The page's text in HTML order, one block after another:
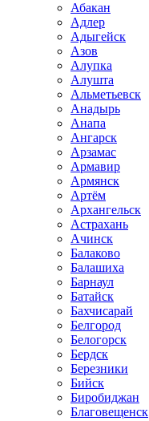
Абакан
Адлер
Адыгейск
Азов
Алупка
Алушта
Альметьевск
Анадырь
Анапа
Ангарск
Арзамас
Армавир
Армянск
Артём
Архангельск
Астрахань
Ачинск
Балаково
Балашиха
Барнаул
Батайск
Бахчисарай
Белгород
Белогорск
Бердск
Березники
Бийск
Биробиджан
Благовещенск